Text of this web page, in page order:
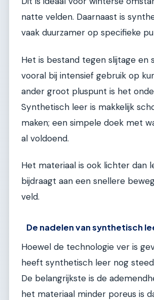
natte velden. Daarnaast is
vaak duurzamer op specifieke
Het is bestand tegen slijtage en
vooral bij intensief gebruik op
ander groot pluspunt is het
Synthetisch leer is makkelijk
maken; een simpele doek met
al voldoend.
Het materiaal is ook lichter dan
bijdraagt aan een snellere
veld.
De nadelen van synthetisch
Hoewel de technologie ver is
heeft synthetisch leer nog
De belangrijkste is de
het materiaal minder poreus is